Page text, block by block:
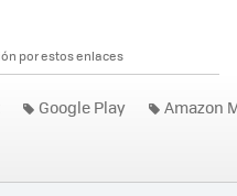
por estos enlaces
Google Play Amazon